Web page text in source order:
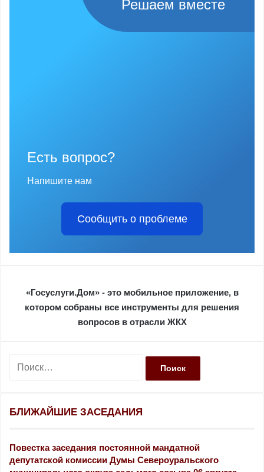
Решаем вместе
Есть вопрос?
Напишите нам
Сообщить о проблеме
«Госуслуги.Дом» - это мобильное приложение, в
котором собраны все инструменты для решения
вопросов в отрасли ЖКХ
и
БЛИЖАЙШИЕ ЗАСЕДАНИЯ
Повестка заседания постоянной мандатной
депутатской комиссии Думы Североуральского